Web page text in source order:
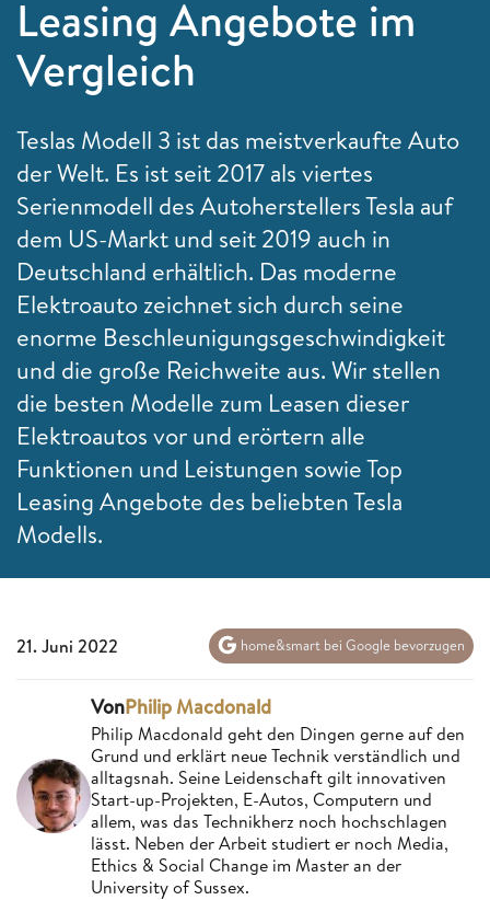
Leasing Angebote im
Vergleich
Teslas Modell 3 ist das meistverkaufte Auto
der Welt. Es ist seit 2017 als viertes
Serienmodell des Autoherstellers Tesla auf
dem US-Markt und seit 2019 auch in
Deutschland erhältlich. Das moderne
Elektroauto zeichnet sich durch seine
enorme Beschleunigungsgeschwindigkeit
und die große Reichweite aus. Wir stellen
die besten Modelle zum Leasen dieser
Elektroautos vor und erörtern alle
Funktionen und Leistungen sowie Top
Leasing Angebote des beliebten Tesla
Modells.
21. Juni 2022 home&smart bei Google bevorzugen
VonPhilip Macdonald
Philip Macdonald geht den Dingen gerne auf den
Grund und erklärt neue Technik verständlich und
alltagsnah. Seine Leidenschaft gilt innovativen
Start-up-Projekten, E-Autos, Computern und
allem, was das Technikherz noch hochschlagen
lässt. Neben der Arbeit studiert er noch Media,
Ethics & Social Change im Master an der
University of Sussex.